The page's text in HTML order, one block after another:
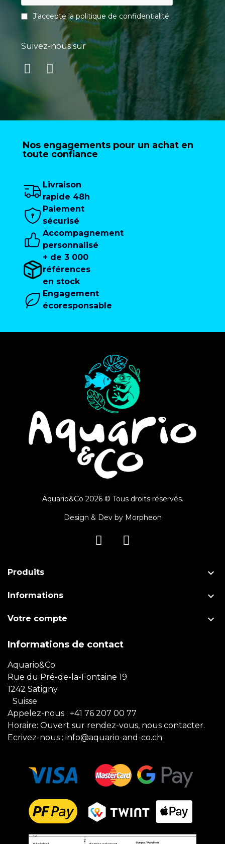
J'accepte lapolitique de confidentialité.
Suivez-nous sur
Nos engagements pour un achat en
toute confiance
Livraison
rapide 48h
Paiement
sécurisé
Accompagnement
personnalisé
+ de 3 000
références
en stock
Engagement
écoresponsable
Aquario&Co 2026 © Tous droits réservés.
Design & Dev by Morpheon
Produits 
Informations 
Votre compte 
Informations de contact
Aquario&Co
Rue du Pré-de-la-Fontaine 19
1242 Satigny
Suisse
Appelez-nous : +41 76 207 00 77
Horaire: Ouvert sur rendez-vous, nous contacter.
Ecrivez-nous : info@aquario-and-co.ch